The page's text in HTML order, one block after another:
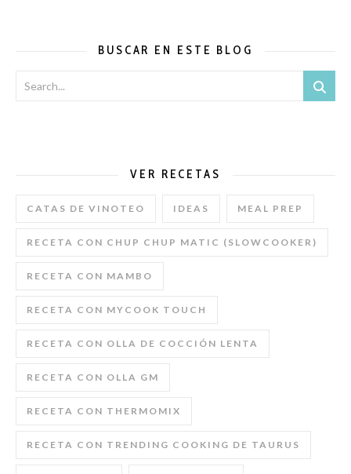
BUSCAR EN ESTE BLOG
VER RECETAS
CATAS DE VINOTEO IDEAS MEAL PREP
RECETA CON CHUP CHUP MATIC (SLOWCOOKER)
RECETA CON MAMBO
RECETA CON MYCOOK TOUCH
RECETA CON OLLA DE COCCIÓN LENTA
RECETA CON OLLA GM
RECETA CON THERMOMIX
RECETA CON TRENDING COOKING DE TAURUS